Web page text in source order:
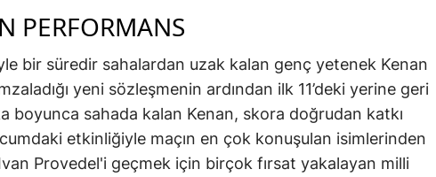
PERFORMANS
bir süredir sahalardan uzak kalan genç yetenek Kenan
yeni sözleşmenin ardından ilk 11’deki yerine geri
boyunca sahada kalan Kenan, skora doğrudan katkı
etkinliğiyle maçın en çok konuşulan isimlerinden
Provedel'i geçmek için birçok fırsat yakalayan milli